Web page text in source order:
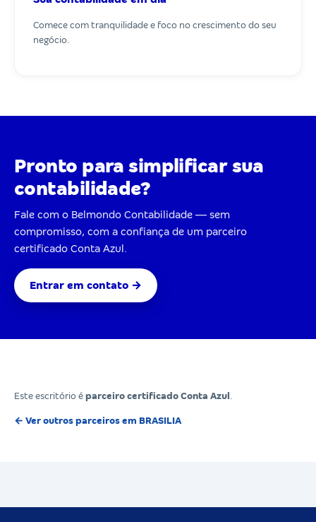
Comece com tranquilidade e foco no crescimento do seu
negócio.
Pronto para simplificar sua
contabilidade?
Fale com o Belmondo Contabilidade — sem
compromisso, com a confiança de um parceiro
certificado Conta Azul.
Entrar em contato →
Este escritório é parceiro certificado Conta Azul
← Ver outros parceiros em BRASILIA